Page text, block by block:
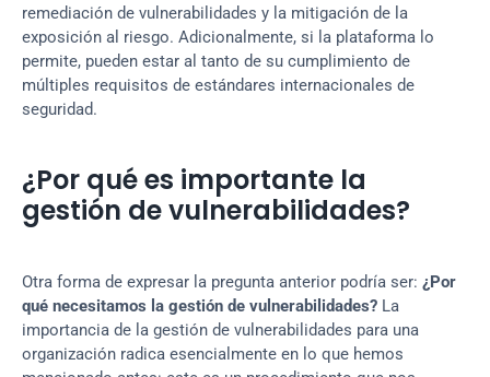
remediación de vulnerabilidades y la mitigación de la
exposición al riesgo. Adicionalmente, si la plataforma lo
permite, pueden estar al tanto de su cumplimiento de
múltiples requisitos de estándares internacionales de
seguridad.
¿Por qué es importante la
gestión de vulnerabilidades?
Otra forma de expresar la pregunta anterior podría ser: ¿Por
qué necesitamos la gestión de vulnerabilidades? La
importancia de la gestión de vulnerabilidades para una
organización radica esencialmente en lo que hemos